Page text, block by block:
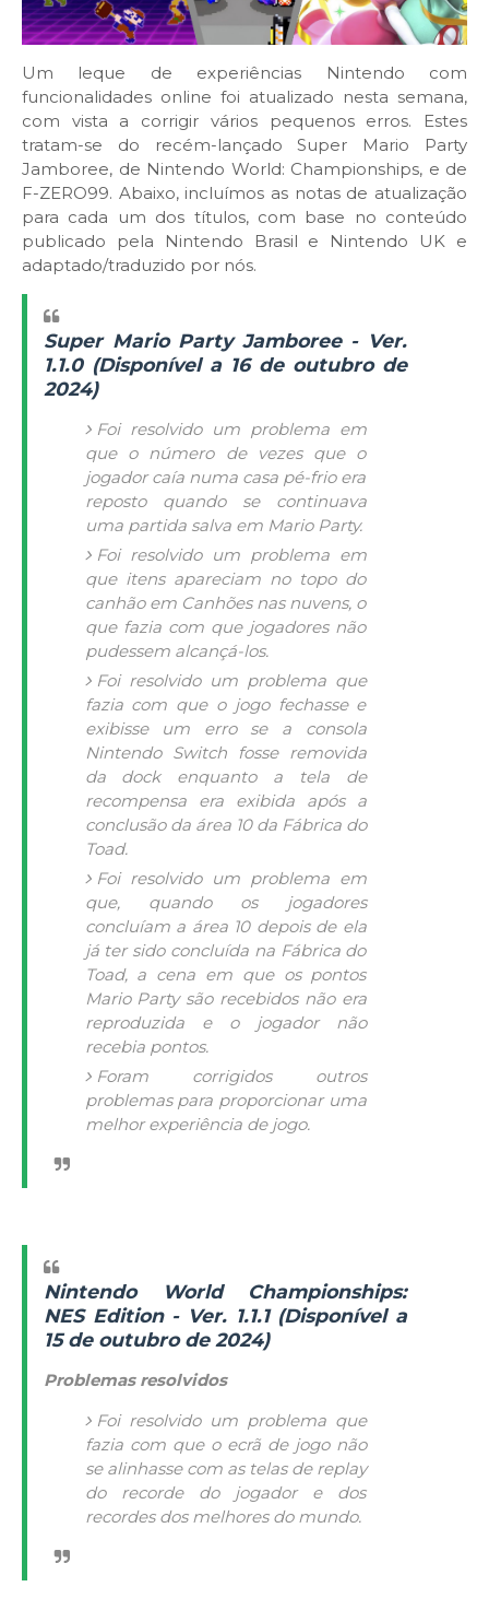
Um leque de experiências Nintendo com
funcionalidades online foi atualizado nesta semana,
com vista a corrigir vários pequenos erros. Estes
tratam-se do recém-lançado Super Mario Party
Jamboree, de Nintendo World: Championships, e de
F-ZERO99. Abaixo, incluímos as notas de atualização
para cada um dos títulos, com base no conteúdo
publicado pela Nintendo Brasil e Nintendo UK e
adaptado/traduzido por nós.
Super Mario Party Jamboree - Ver.
1.1.0 (Disponível a 16 de outubro de
2024)
Foi resolvido um problema em
que o número de vezes que o
jogador caía numa casa pé-frio era
reposto quando se continuava
uma partida salva em Mario Party.
Foi resolvido um problema em
que itens apareciam no topo do
canhão em Canhões nas nuvens, o
que fazia com que jogadores não
pudessem alcançá-los.
Foi resolvido um problema que
fazia com que o jogo fechasse e
exibisse um erro se a consola
Nintendo Switch fosse removida
da dock enquanto a tela de
recompensa era exibida após a
conclusão da área 10 da Fábrica do
Toad.
Foi resolvido um problema em
que, quando os jogadores
concluíam a área 10 depois de ela
já ter sido concluída na Fábrica do
Toad, a cena em que os pontos
Mario Party são recebidos não era
reproduzida e o jogador não
recebia pontos.
Foram corrigidos outros
problemas para proporcionar uma
melhor experiência de jogo.
Nintendo World Championships:
NES Edition - Ver. 1.1.1 (Disponível a
15 de outubro de 2024)
Problemas resolvidos
Foi resolvido um problema que
fazia com que o ecrã de jogo não
se alinhasse com as telas de replay
do recorde do jogador e dos
recordes dos melhores do mundo.